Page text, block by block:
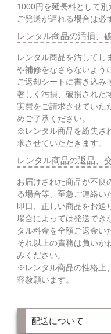
1000円を延長料として別
ご発送が遅れる場合は必
レンタル商品の汚損、
レンタル商品を汚してし
や補修をなさらないよう
ご返却シートに書き込み
著しく汚損、破損された
実費をご請求させていた
めご了承ください。
※レンタル商品を紛失さ
求させていただきます。
レンタル商品の返品、
お届けされた商品が不良
る場合等、至急ご連絡い
即日、正しい商品をお送
場合によっては発送でき
タル料金を全額ご返金い
それ以上の責務は負いか
みください。
※レンタル商品の性格上
容赦願います。
配送について